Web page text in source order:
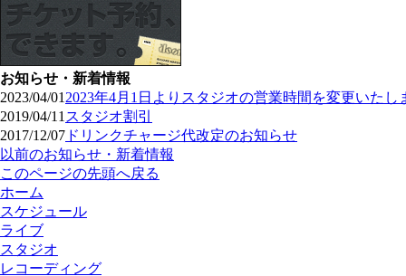
お知らせ・新着情報
2023/04/01 2023年4月1日よりスタジオの営業時間を変更いたし
2019/04/11 スタジオ割引
2017/12/07 ドリンクチャージ代改定のお知らせ
以前のお知らせ・新着情報
このページの先頭へ戻る
ホーム
スケジュール
ライブ
スタジオ
レコーディング